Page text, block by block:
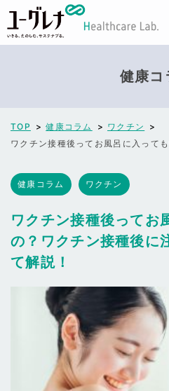
健康コ
TOP 健康コラム
ワクチン
健康コラム ワクチン
ワクチン接種後ってお
の？ワクチン接種後に
て解説！